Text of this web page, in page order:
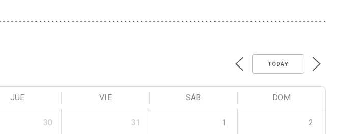
TODAY
JUE VIE SÁB DOM
30 31 1 2